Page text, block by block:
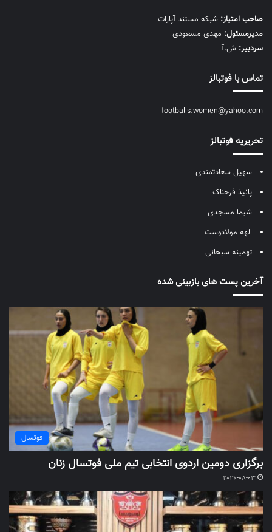
صاحب امتیاز: شبکه مستند آپارات
مديرمسئول: مهدی مسعودی
سردبیر: ش.آ
تماس با فوتبالز
footballs.women@yahoo.com
تحریریه فوتبالز
سهیل سعادتمندی
پانیذ فرحناک
شیما مسجدی
الهه مولادوست
تهمینه سبحانی
آخرین پست های بازبینی شده
فوتسال
برگزاری دومین اردوی انتخابی تیم ملی فوتسال زنان
2026-08-03